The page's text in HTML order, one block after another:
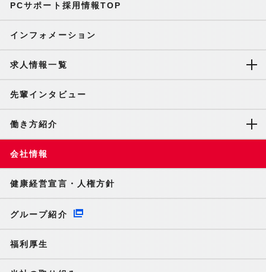
PCサポート採用情報TOP
インフォメーション
求人情報一覧
先輩インタビュー
働き方紹介
会社情報
健康経営宣言・人権方針
グループ紹介
福利厚生